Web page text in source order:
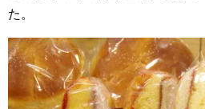
た。